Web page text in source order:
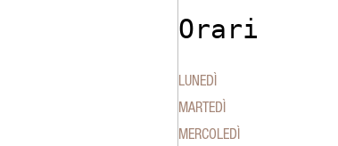
Orari
LUNEDÌ
MARTEDÌ
MERCOLEDÌ